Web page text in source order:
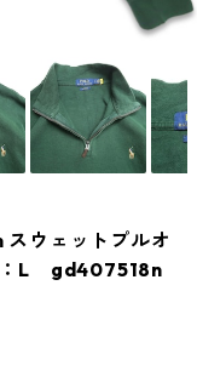
ウェットプルオ
：L gd407518n